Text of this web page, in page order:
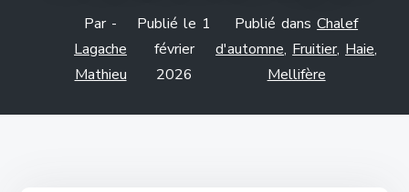
Par -
Lagache
Mathieu
Publié le 1
février
2026
Publié dansChalef
d'automne, Fruitier, Haie,
Mellifère